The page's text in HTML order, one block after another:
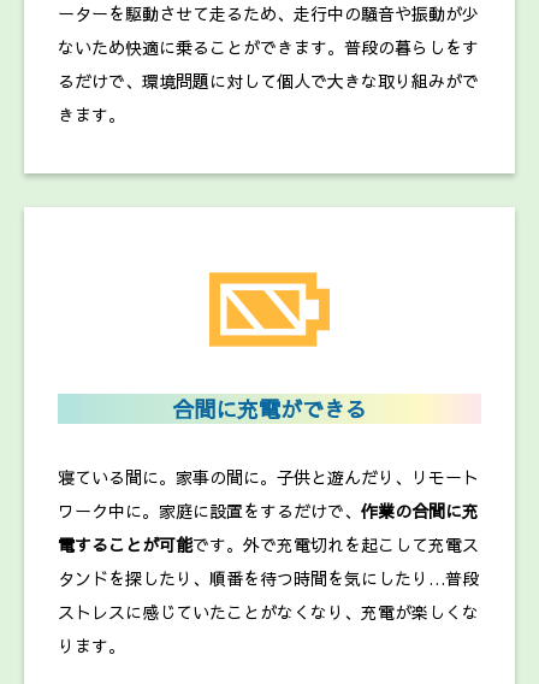
ーターを駆動させて走るため、走行中の騒音や振動が少
ないため快適に乗ることができます。普段の暮らしをす
るだけで、環境問題に対して個人で大きな取り組みがで
きます。
合間に充電ができる
寝ている間に。家事の間に。子供と遊んだり、リモート
ワーク中に。家庭に設置をするだけで、 作業の合間に充
電することが可能です。外で充電切れを起こして充電ス
タンドを探したり、順番を待つ時間を気にしたり…普段
ストレスに感じていたことがなくなり、充電が楽しくな
ります。